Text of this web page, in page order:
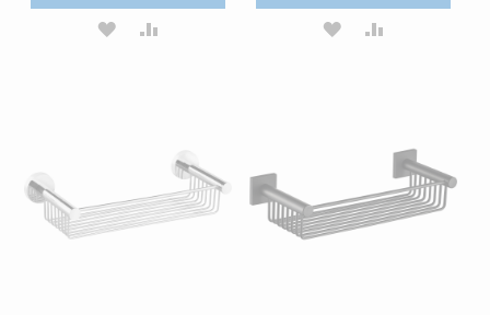
ΠΡΟΣΘΉΚΗ
ΠΡΟΣΘΉΚΗ